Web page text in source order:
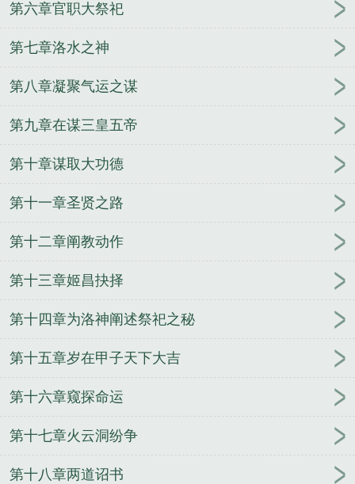
第六章官职大祭祀
第七章洛水之神
第八章凝聚气运之谋
第九章在谋三皇五帝
第十章谋取大功德
第十一章圣贤之路
第十二章阐教动作
第十三章姬昌抉择
第十四章为洛神阐述祭祀之秘
第十五章岁在甲子天下大吉
第十六章窥探命运
第十七章火云洞纷争
第十八章两道诏书